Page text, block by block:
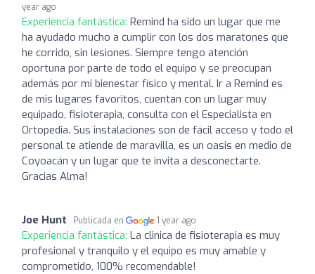
year ago
Experiencia fantástica: Remind ha sido un lugar que me
ha ayudado mucho a cumplir con los dos maratones que
he corrido, sin lesiones. Siempre tengo atención
oportuna por parte de todo el equipo y se preocupan
además por mi bienestar físico y mental. Ir a Remind es
de mis lugares favoritos, cuentan con un lugar muy
equipado, fisioterapia, consulta con el Especialista en
Ortopedia. Sus instalaciones son de fácil acceso y todo el
personal te atiende de maravilla, es un oasis en medio de
Coyoacán y un lugar que te invita a desconectarte.
Gracias Alma!
Joe Hunt Publicada en 1 year ago
Experiencia fantástica: La clinica de fisioterapia es muy
profesional y tranquilo y el equipo es muy amable y
comprometido, 100% recomendable!